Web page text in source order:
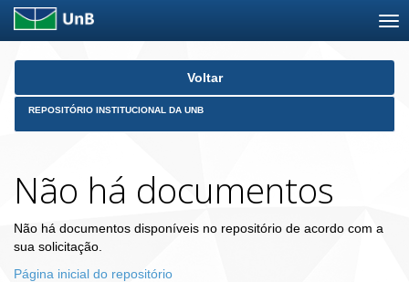
Skip
Voltar
REPOSITÓRIO INSTITUCIONAL DA UNB
Não há documentos
Não há documentos disponíveis no repositório de acordo com a
sua solicitação.
Página inicial do repositório